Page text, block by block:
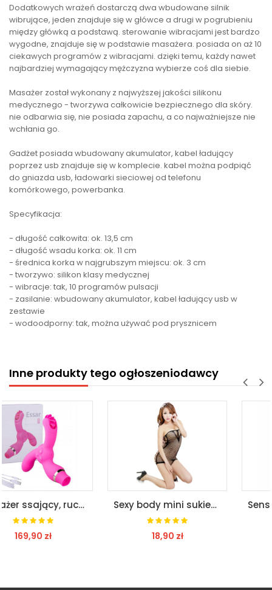
Dodatkowych wrażeń dostarczą dwa wbudowane silnik
wibrujące, jeden znajduje się w główce a drugi w pogrubieniu
między główką a podstawą. sterowanie wibracjami jest bardzo
wygodne, znajduje się w podstawie masażera. posiada on aż 10
ciekawych programów z wibracjami. dzięki temu, każdy nawet
najbardziej wymagający mężczyzna wybierze coś dla siebie.
Masażer został wykonany z najwyższej jakości silikonu
medycznego - tworzywa całkowicie bezpiecznego dla skóry.
nie odbarwia się, nie posiada zapachu, a co najważniejsze nie
wchłania go.
Gadżet posiada wbudowany akumulator, kabel ładujący
poprzez usb znajduje się w komplecie. kabel można podpiąć
do gniazda usb, ładowarki sieciowej od telefonu
komórkowego, powerbanka.
Specyfikacja:
- długość całkowita: ok. 13,5 cm
- długość wsadu korka: ok. 11 cm
- średnica korka w najgrubszym miejscu: ok. 3 cm
- tworzywo: silikon klasy medycznej
- wibracje: tak, 10 programów pulsacji
- zasilanie: wbudowany akumulator, kabel ładujący usb w
zestawie
- wodoodporny: tak, można używać pod prysznicem
Inne produkty tego ogłoszeniodawcy
Masażer ssający, ruchomy stymulator + wibrator Sexy body mini sukienka podniecająca bielizna 034